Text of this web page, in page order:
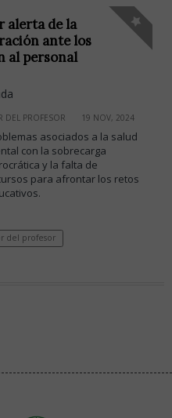
alerta de la
ante los
al personal
DEL PROFESOR 19 NOV, 2024
asociados a la salud
con la sobrecarga
y la falta de
para afrontar los retos
del profesor